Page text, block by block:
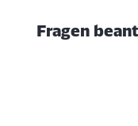
Fragen